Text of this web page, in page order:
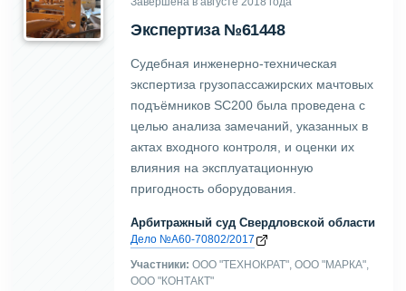
Экспертиза №61448
Судебная инженерно-техническая
экспертиза грузопассажирских мачтовых
подъёмников SC200 была проведена с
целью анализа замечаний, указанных в
актах входного контроля, и оценки их
влияния на эксплуатационную
пригодность оборудования.
Арбитражный суд Свердловской области
Дело №А60-70802/2017
Участники: ООО "ТЕХНОКРАТ", ООО "МАРКА",
ООО "КОНТАКТ"